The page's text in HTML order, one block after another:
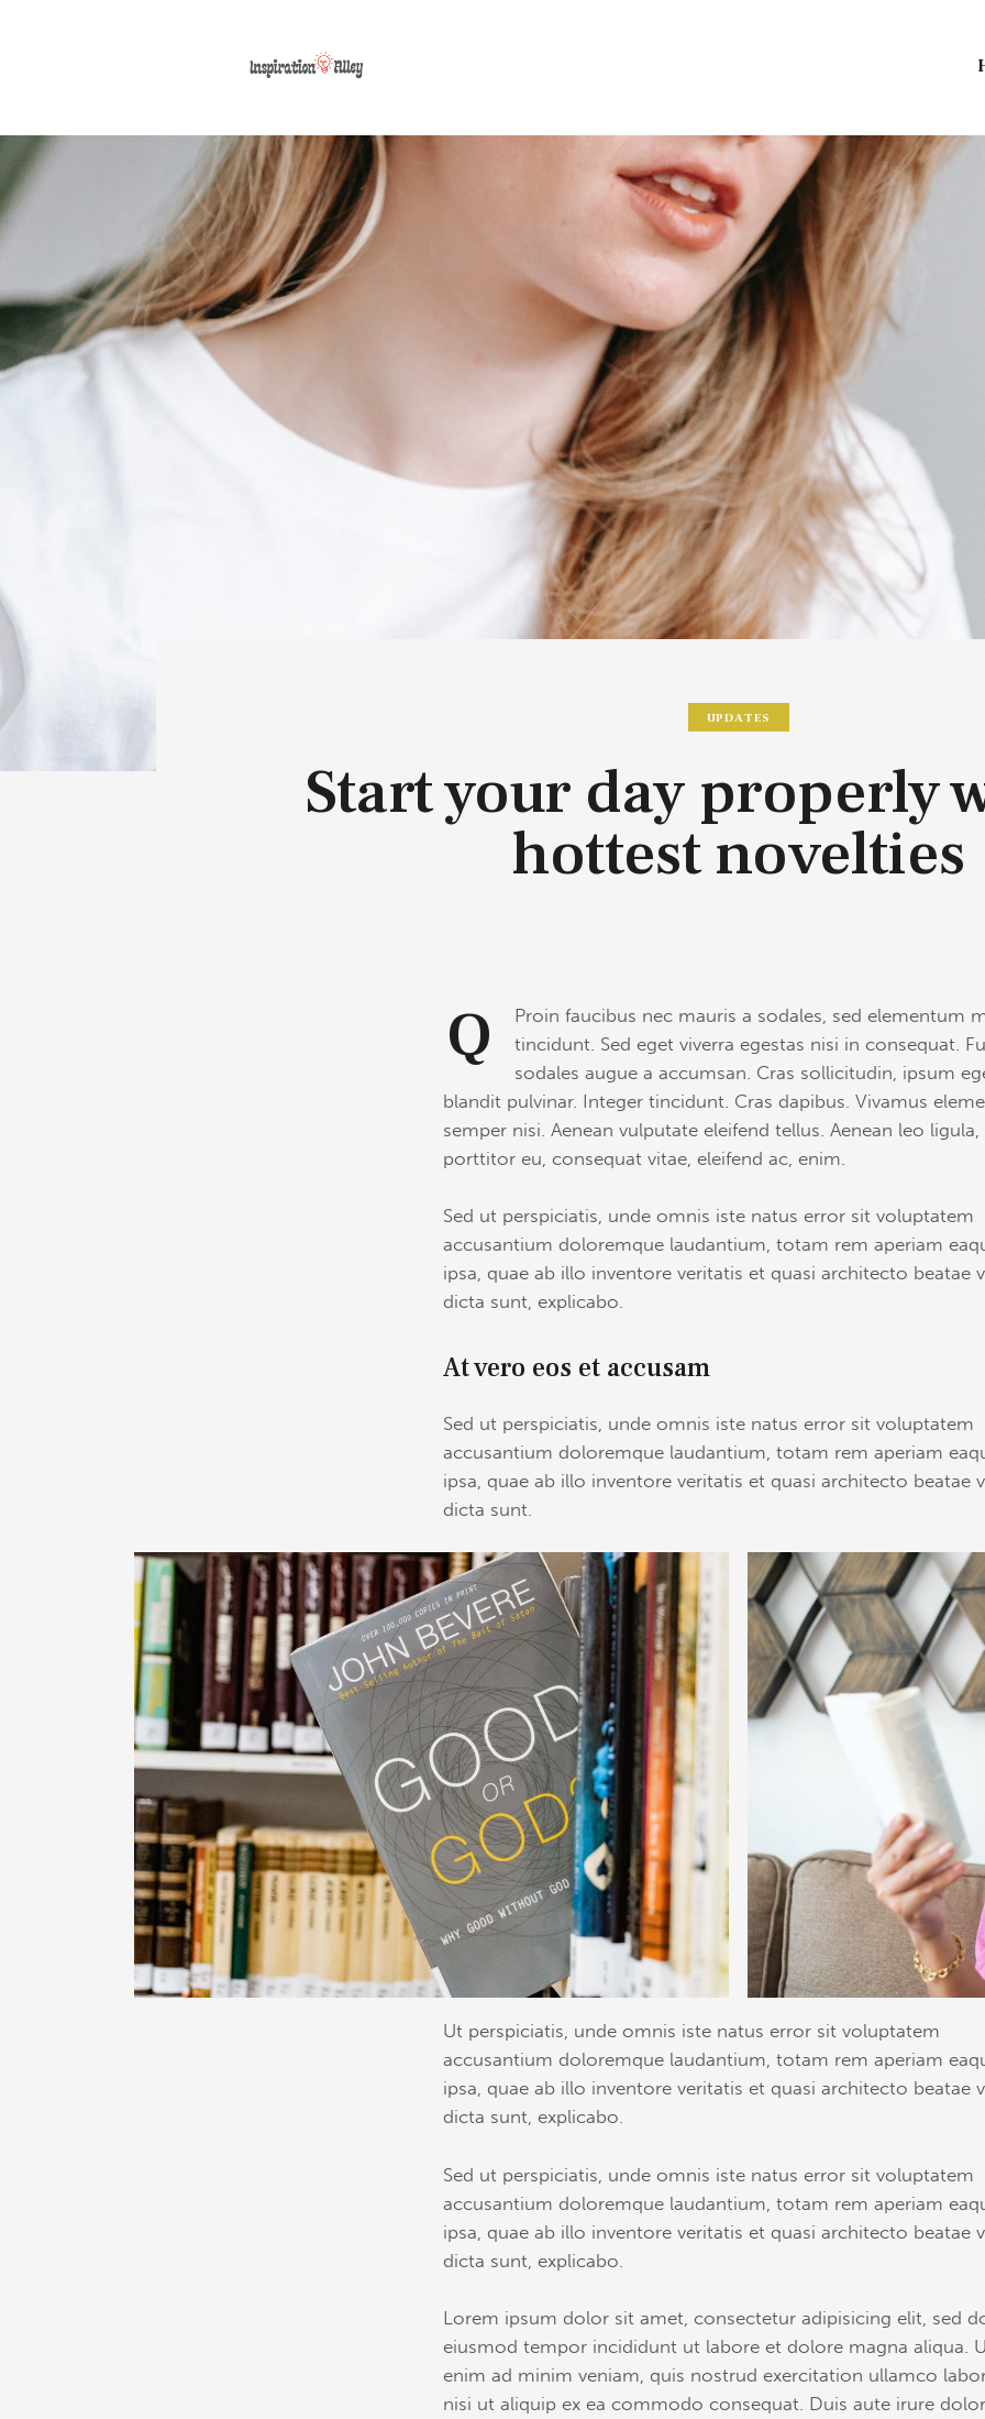
UPDATES
Start your day properly
hottest novelties
Q
Proin faucibus nec mauris a sodales, sed elementum
tincidunt. Sed eget viverra egestas nisi in consequat.
sodales augue a accumsan. Cras sollicitudin, ipsum
blandit pulvinar. Integer tincidunt. Cras dapibus. Vivamus
semper nisi. Aenean vulputate eleifend tellus. Aenean leo ligula,
porttitor eu, consequat vitae, eleifend ac, enim.
Sed ut perspiciatis, unde omnis iste natus error sit voluptatem
accusantium doloremque laudantium, totam rem aperiam
ipsa, quae ab illo inventore veritatis et quasi architecto beatae
dicta sunt, explicabo.
At vero eos et accusam
Sed ut perspiciatis, unde omnis iste natus error sit voluptatem
accusantium doloremque laudantium, totam rem aperiam
ipsa, quae ab illo inventore veritatis et quasi architecto beatae
dicta sunt.
Ut perspiciatis, unde omnis iste natus error sit voluptatem
accusantium doloremque laudantium, totam rem aperiam
ipsa, quae ab illo inventore veritatis et quasi architecto beatae
dicta sunt, explicabo.
Sed ut perspiciatis, unde omnis iste natus error sit voluptatem
accusantium doloremque laudantium, totam rem aperiam
ipsa, quae ab illo inventore veritatis et quasi architecto beatae
dicta sunt, explicabo.
Lorem ipsum dolor sit amet, consectetur adipisicing elit, sed
eiusmod tempor incididunt ut labore et dolore magna aliqua.
enim ad minim veniam, quis nostrud exercitation ullamco
nisi ut aliquip ex ea commodo consequat. Duis aute irure